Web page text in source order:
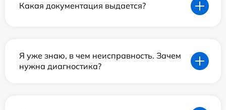
Какая документация выдается?
Я уже знаю, в чем неисправность. Зачем
нужна диагностика?